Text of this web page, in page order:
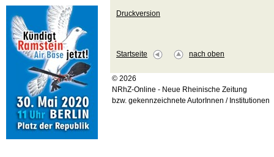
Druckversion
Startseite nach oben
© 2026
NRhZ-Online - Neue Rheinische Zeitung
bzw. gekennzeichnete AutorInnen / Institutionen